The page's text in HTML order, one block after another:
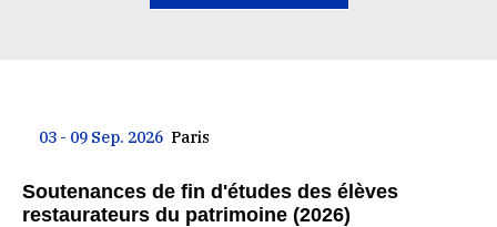
03 - 09 Sep. 2026 Paris
Soutenances de fin d'études des élèves
restaurateurs du patrimoine (2026)